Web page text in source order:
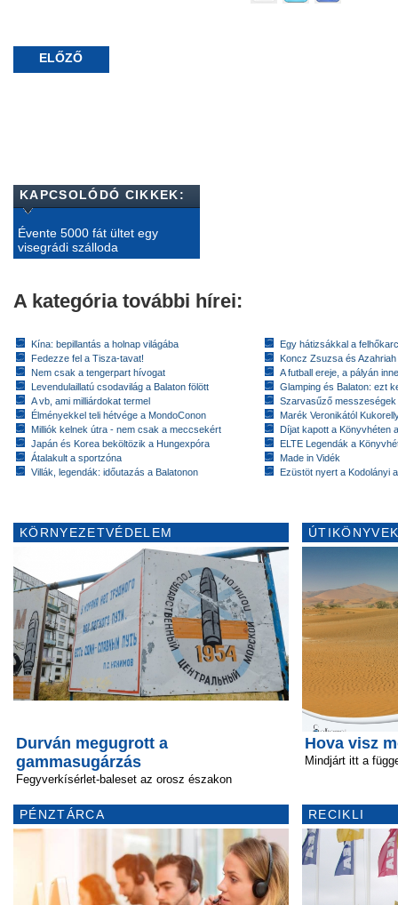
ELŐZŐ
KAPCSOLÓDÓ CIKKEK:
Évente 5000 fát ültet egy
visegrádi szálloda
A kategória további hírei:
Kína: bepillantás a holnap világába
Fedezze fel a Tisza-tavat!
Nem csak a tengerpart hívogat
Levendulaillatú csodavilág a Balaton fölött
A vb, ami milliárdokat termel
Élményekkel teli hétvége a MondoConon
Milliók kelnek útra - nem csak a meccsekért
Japán és Korea beköltözik a Hungexpóra
Átalakult a sportzóna
Villák, legendák: időutazás a Balatonon
Egy hátizsákkal a
Koncz Zsuzsa és
A futball ereje, a pályán
Glamping és Balaton: ezt
Szarvasűző messzeségek
Marék Veronikától
Díjat kapott a Könyvhéten
ELTE Legendák a
Made in Vidék
Ezüstöt nyert a Kodolányi
KÖRNYEZETVÉDELEM
Durván megugrott a
gammasugárzás
Fegyverkísérlet-baleset az orosz északon
PÉNZTÁRCA
Hova visz
Mindjárt itt a
RECIKLI